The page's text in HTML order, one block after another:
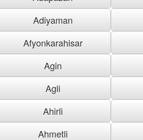
Adiyaman
Afyonkarahisar
Agin
Agli
Ahirli
Ahmetli